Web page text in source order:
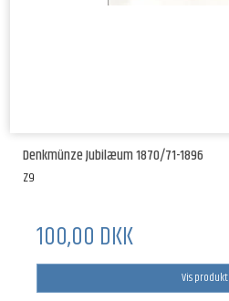
Denkmünze Jubilæum 1870/71-1896
Z9
100,00 DKK
Vis produkt